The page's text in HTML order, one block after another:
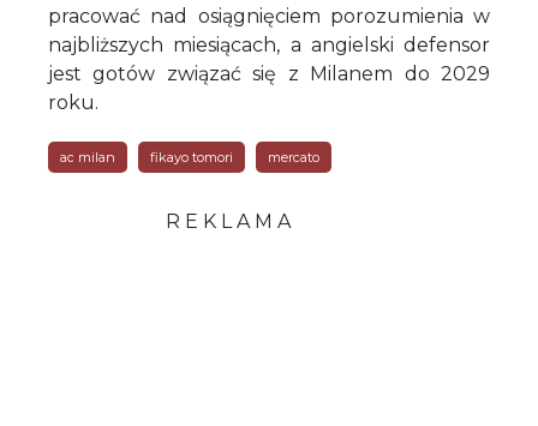
pracować nad osiągnięciem porozumienia w
najbliższych miesiącach, a angielski defensor
jest gotów związać się z Milanem do 2029
roku.
ac milan fikayo tomori mercato
R E K L A M A